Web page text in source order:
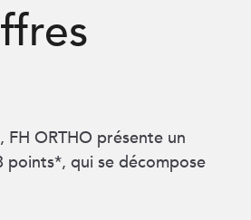
FH ORTHO présente un
points*, qui se décompose